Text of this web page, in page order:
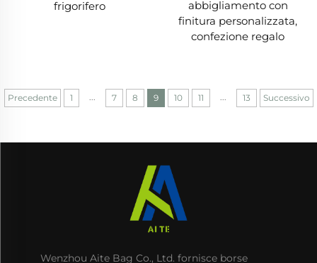
frigorifero
abbigliamento con
finitura personalizzata,
confezione regalo
Precedente 1 7 8 9 10 11 13 Successivo
Wenzhou Aite Bag Co., Ltd. fornisce borse